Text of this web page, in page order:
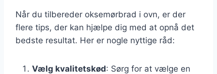
Når du tilbereder oksemørbrad i ovn, er der
flere tips, der kan hjælpe dig med at opnå det
bedste resultat. Her er nogle nyttige råd:
Vælg kvalitetskød: Sørg for at vælge en